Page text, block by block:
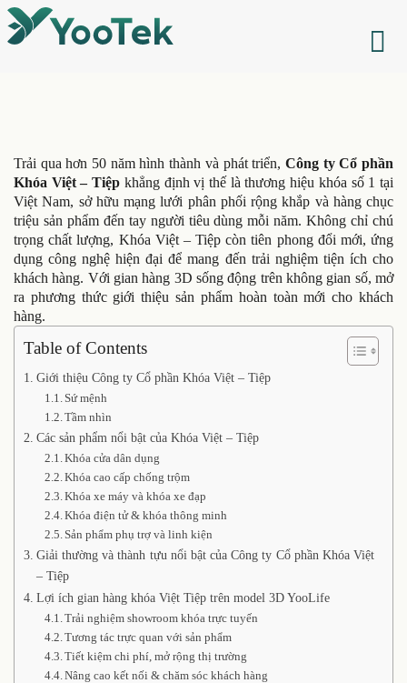
Trải qua hơn 50 năm hình thành và phát triển, Công ty Cổ phần
Khóa Việt – Tiệp khẳng định vị thế là thương hiệu khóa số 1 tại
Việt Nam, sở hữu mạng lưới phân phối rộng khắp và hàng chục
triệu sản phẩm đến tay người tiêu dùng mỗi năm. Không chỉ chú
trọng chất lượng, Khóa Việt – Tiệp còn tiên phong đổi mới, ứng
dụng công nghệ hiện đại để mang đến trải nghiệm tiện ích cho
khách hàng. Với gian hàng 3D sống động trên không gian số, mở
ra phương thức giới thiệu sản phẩm hoàn toàn mới cho khách
hàng.
Table of Contents
Giới thiệu Công ty Cổ phần Khóa Việt – Tiệp
Sứ mệnh
Tầm nhìn
Các sản phẩm nổi bật của Khóa Việt – Tiệp
Khóa cửa dân dụng
Khóa cao cấp chống trộm
Khóa xe máy và khóa xe đạp
Khóa điện tử & khóa thông minh
Sản phẩm phụ trợ và linh kiện
Giải thường và thành tựu nổi bật của Công ty Cổ phần Khóa Việt
– Tiệp
Lợi ích gian hàng khóa Việt Tiệp trên model 3D YooLife
Trải nghiệm showroom khóa trực tuyến
Tương tác trực quan với sản phẩm
Tiết kiệm chi phí, mở rộng thị trường
Nâng cao kết nối & chăm sóc khách hàng